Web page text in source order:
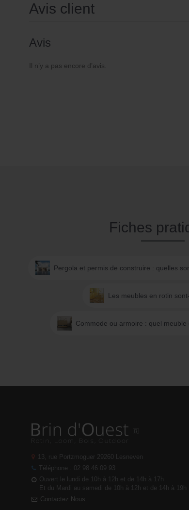
Avis client
Avis
Il n’y a pas encore d’avis.
Fiches
Pergola et permis de construire : quelles
Les meubles en rotin
Commode ou armoire : quel
13, rue Portzmoguer 29260 Lesneven
Téléphone : 02 98 46 09 93
Ouvert le lundi de 10h à 12h et de 14h à 17h
Et du Mardi au samedi de 10h à 12h et de 14h à 19h
Contactez Nous